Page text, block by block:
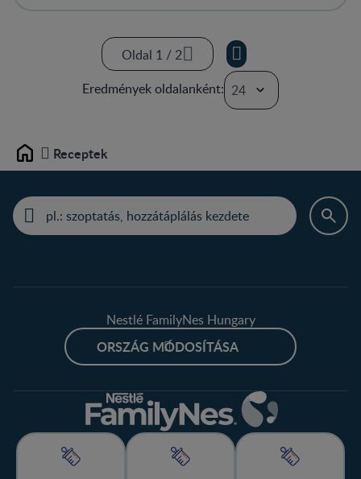
Oldal 1 / 2
Oldal 1 / 2
Eredmények oldalanként:
Home Receptek
Nestlé FamilyNes Hungary
ORSZÁG MÓDOSÍTÁSA